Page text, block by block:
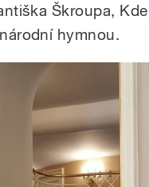
Škroupa,
hymnou.